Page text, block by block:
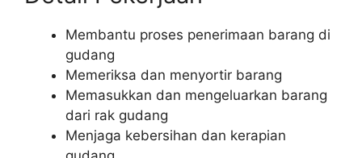
Membantu proses penerimaan barang di
gudang
Memeriksa dan menyortir barang
Memasukkan dan mengeluarkan barang
dari rak gudang
Menjaga kebersihan dan kerapian